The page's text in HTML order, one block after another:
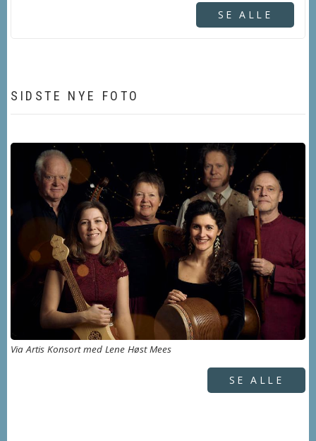
SE ALLE
SIDSTE NYE FOTO
Via Artis Konsort med Lene Høst Mees
SE ALLE